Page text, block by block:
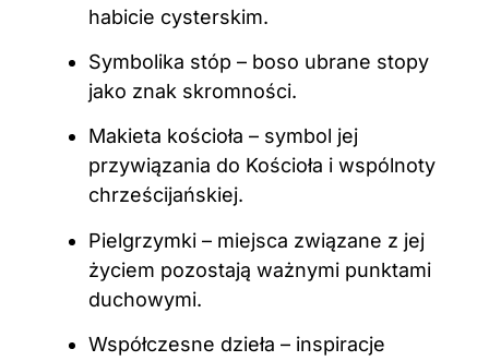
habicie cysterskim.
Symbolika stóp – boso ubrane stopy
jako znak skromności.
Makieta kościoła – symbol jej
przywiązania do Kościoła i wspólnoty
chrześcijańskiej.
Pielgrzymki – miejsca związane z jej
życiem pozostają ważnymi punktami
duchowymi.
Współczesne dzieła – inspiracje